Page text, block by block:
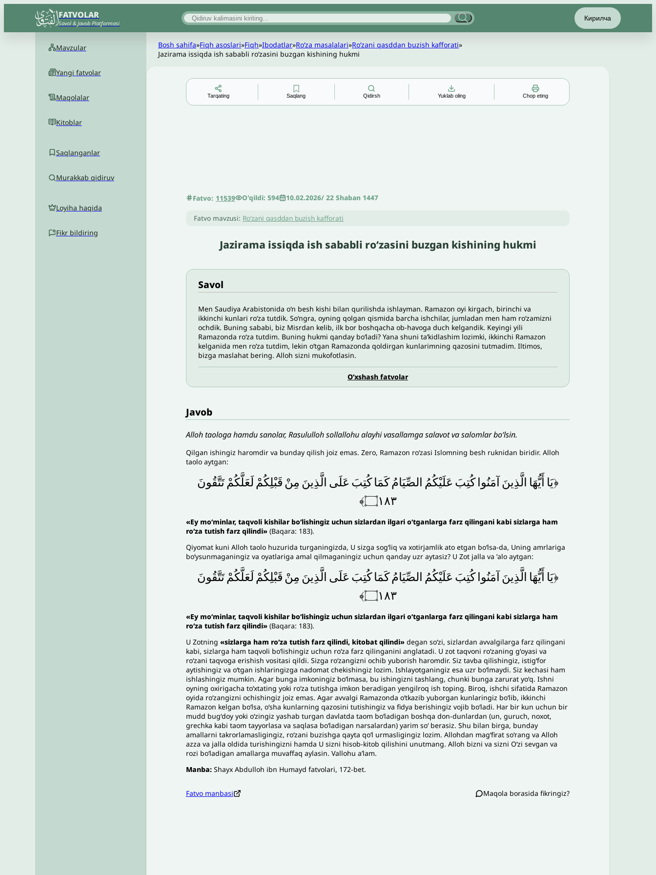
FATVOLAR
Savol & Javob Platformasi
Кирилча
Mavzular
Yangi fatvolar
Maqolalar
Kitoblar
Saqlanganlar
Murakkab qidiruv
Loyiha haqida
Fikr bildiring
Bosh sahifa»Fiqh asoslari»Fiqh»Ibodatlar»Roʻza masalalari»Roʻzani qasddan buzish kafforati»
Jazirama issiqda ish sababli roʻzasini buzgan kishining hukmi
Tarqating Saqlang Qidirsh Yuklab oling Chop eting
Fatvo: 11539 O'qildi: 594 10.02.2026/ 22 Shaban 1447
Fatvo mavzusi: Roʻzani qasddan buzish kafforati
Jazirama issiqda ish sababli roʻzasini buzgan kishining hukmi
Savol
Men Saudiya Arabistonida oʻn besh kishi bilan qurilishda ishlayman. Ramazon oyi kirgach, birinchi va
ikkinchi kunlari roʻza tutdik. Soʻngra, oyning qolgan qismida barcha ishchilar, jumladan men ham roʻzamizni
ochdik. Buning sababi, biz Misrdan kelib, ilk bor boshqacha ob-havoga duch kelgandik. Keyingi yili
Ramazonda roʻza tutdim. Buning hukmi qanday boʻladi? Yana shuni taʼkidlashim lozimki, ikkinchi Ramazon
kelganida men roʻza tutdim, lekin oʻtgan Ramazonda qoldirgan kunlarimning qazosini tutmadim. Iltimos,
bizga maslahat bering. Alloh sizni mukofotlasin.
O’xshash fatvolar
Javob
Alloh taologa hamdu sanolar, Rasululloh sollallohu alayhi vasallamga salavot va salomlar bo‘lsin.
Qilgan ishingiz haromdir va bunday qilish joiz emas. Zero, Ramazon roʻzasi Islomning besh ruknidan biridir. Alloh
taolo aytgan:
﴿يَا أَيُّهَا الَّذِينَ آمَنُوا كُتِبَ عَلَيْكُمُ الصِّيَامُ كَمَا كُتِبَ عَلَى الَّذِينَ مِنْ قَبْلِكُمْ لَعَلَّكُمْ تَتَّقُونَ
۝١٨٣﴾
«Ey moʻminlar, taqvoli kishilar boʻlishingiz uchun sizlardan ilgari oʻtganlarga farz qilingani kabi sizlarga ham
roʻza tutish farz qilindi»(Baqara: 183).
Qiyomat kuni Alloh taolo huzurida turganingizda, U sizga sogʻliq va xotirjamlik ato etgan boʻlsa-da, Uning amrlariga
boʻysunmaganingiz va oyatlariga amal qilmaganingiz uchun qanday uzr aytasiz? U Zot jalla va ʼalo aytgan:
﴿يَا أَيُّهَا الَّذِينَ آمَنُوا كُتِبَ عَلَيْكُمُ الصِّيَامُ كَمَا كُتِبَ عَلَى الَّذِينَ مِنْ قَبْلِكُمْ لَعَلَّكُمْ تَتَّقُونَ
۝١٨٣﴾
«Ey moʻminlar, taqvoli kishilar boʻlishingiz uchun sizlardan ilgari oʻtganlarga farz qilingani kabi sizlarga ham
roʻza tutish farz qilindi»(Baqara: 183).
U Zotning «sizlarga ham roʻza tutish farz qilindi, kitobat qilindi»degan soʻzi, sizlardan avvalgilarga farz qilingani
kabi, sizlarga ham taqvoli boʻlishingiz uchun roʻza farz qilinganini anglatadi. U zot taqvoni roʻzaning gʻoyasi va
roʻzani taqvoga erishish vositasi qildi. Sizga roʻzangizni ochib yuborish haromdir. Siz tavba qilishingiz, istigʻfor
aytishingiz va oʻtgan ishlaringizga nadomat chekishingiz lozim. Ishlayotganingiz esa uzr boʻlmaydi. Siz kechasi ham
ishlashingiz mumkin. Agar bunga imkoningiz boʻlmasa, bu ishingizni tashlang, chunki bunga zarurat yoʻq. Ishni
oyning oxirigacha toʻxtating yoki roʻza tutishga imkon beradigan yengilroq ish toping. Biroq, ishchi sifatida Ramazon
oyida roʻzangizni ochishingiz joiz emas. Agar avvalgi Ramazonda oʻtkazib yuborgan kunlaringiz boʻlib, ikkinchi
Ramazon kelgan boʻlsa, oʻsha kunlarning qazosini tutishingiz va fidya berishingiz vojib boʻladi. Har bir kun uchun bir
mudd bugʻdoy yoki oʻzingiz yashab turgan davlatda taom boʻladigan boshqa don-dunlardan (un, guruch, noxot,
grechka kabi taom tayyorlasa va saqlasa boʻladigan narsalardan) yarim soʻ berasiz. Shu bilan birga, bunday
amallarni takrorlamasligingiz, roʻzani buzishga qayta qoʻl urmasligingiz lozim. Allohdan magʻfirat soʻrang va Alloh
azza va jalla oldida turishingizni hamda U sizni hisob-kitob qilishini unutmang. Alloh bizni va sizni Oʻzi sevgan va
rozi boʻladigan amallarga muvaffaq aylasin. Vallohu aʼlam.
Manba: Shayx Abdulloh ibn Humayd fatvolari, 172-bet.
Fatvo manbasi Maqola borasida fikringiz?